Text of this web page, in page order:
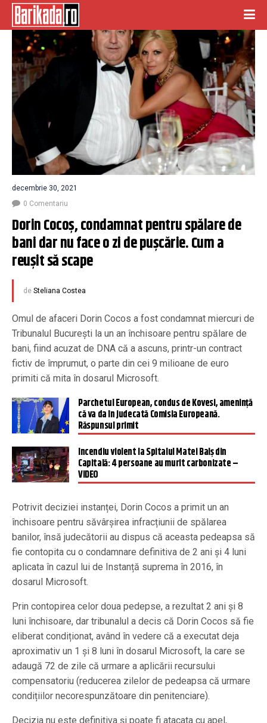
decembrie 30, 2021
0 Comentariu
Dorin Cocoș, condamnat pentru spălare de
bani dar nu face o zi de pușcărie. Cum a
reușit să scape
de Steliana Costea
Omul de afaceri Dorin Cocos a fost condamnat miercuri de
Tribunalul București la un an închisoare pentru spălare de
bani, fiind acuzat de DNA că a ascuns, printr-un contract
fictiv de împrumut, o parte din cei 9 milioane de euro
primiti că mita în dosarul Microsoft.
Parchetul European, condus de Kovesi, amenință
că va da în judecată Comisia Europeană.
Răspunsul primit
Incendiu violent la Spitalul Matei Balș din
Capitală: 4 persoane au murit carbonizate –
VIDEO
Potrivit deciziei instanței, Dorin Cocos a primit un an
închisoare pentru săvârșirea infracțiunii de spălarea
banilor, însă judecătorii au dispus că aceasta pedeapsa să
fie contopita cu o condamnare definitiva de 2 ani și 4 luni
aplicata în cazul lui de Instanță suprema în 2016, în
dosarul Microsoft.
Prin contopirea celor doua pedepse, a rezultat 2 ani și 8
luni închisoare, dar tribunalul a decis că Dorin Cocos să fie
eliberat condiționat, având în vedere că a executat deja
aproximativ un 1 și 8 luni în dosarul Microsoft, la care se
adaugă 72 de zile că urmare a aplicării recursului
compensatoriu (reducerea zilelor de pedeapsa că urmare
condițiilor necorespunzătoare din penitenciare).
Decizia nu este definitiva și poate fi atacata cu apel,